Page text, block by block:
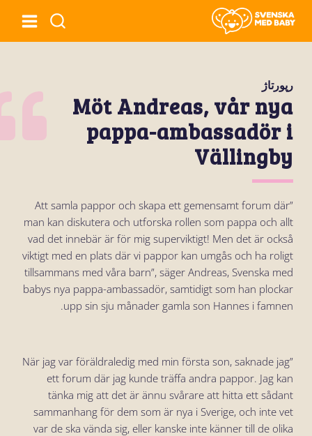
رپورتاژ
Möt Andreas, vår nya
pappa-ambassadör i
Vällingby
”Att samla pappor och skapa ett gemensamt forum där
man kan diskutera och utforska rollen som pappa och allt
vad det innebär är för mig superviktigt! Men det är också
viktigt med en plats där vi pappor kan umgås och ha roligt
tillsammans med våra barn”, säger Andreas, Svenska med
babys nya pappa-ambassadör, samtidigt som han plockar
upp sin sju månader gamla son Hannes i famnen.
”När jag var föräldraledig med min första son, saknade jag
ett forum där jag kunde träffa andra pappor. Jag kan
tänka mig att det är ännu svårare att hitta ett sådant
sammanhang för dem som är nya i Sverige, och inte vet
var de ska vända sig, eller kanske inte känner till de olika